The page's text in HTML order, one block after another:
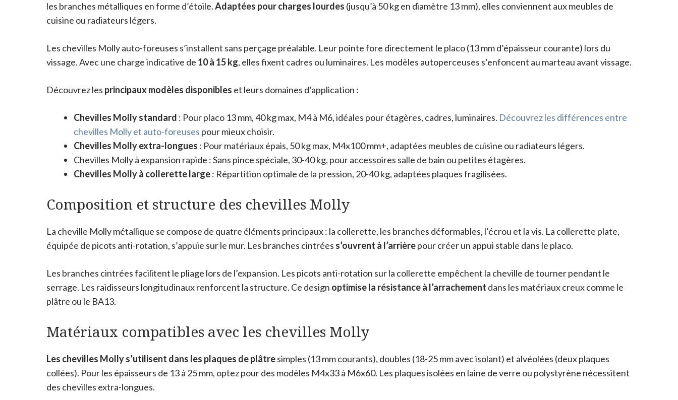
les branches métalliques en forme d’étoile.Adaptées pour charges lourdes (jusqu’à 50 kg en diamètre 13 mm), elles conviennent aux meubles de
cuisine ou radiateurs légers.
Les chevilles Molly auto-foreuses s’installent sans perçage préalable. Leur pointe fore directement le placo (13 mm d’épaisseur courante) lors du
vissage. Avec une charge indicative de 10 à 15 kg, elles fixent cadres ou luminaires. Les modèles autoperceuses s’enfoncent au marteau avant vissage.
Découvrez les principaux modèles disponibles et leurs domaines d’application :
Chevilles Molly standard : Pour placo 13 mm, 40 kg max, M4 à M6, idéales pour étagères, cadres, luminaires. Découvrez les différences entre
chevilles Molly et auto-foreuses pour mieux choisir.
Chevilles Molly extra-longues : Pour matériaux épais, 50 kg max, M4x100 mm+, adaptées meubles de cuisine ou radiateurs légers.
Chevilles Molly à expansion rapide : Sans pince spéciale, 30-40 kg, pour accessoires salle de bain ou petites étagères.
Chevilles Molly à collerette large: Répartition optimale de la pression, 20-40 kg, adaptées plaques fragilisées.
Composition et structure des chevilles Molly
La cheville Molly métallique se compose de quatre éléments principaux : la collerette, les branches déformables, l’écrou et la vis. La collerette plate,
équipée de picots anti-rotation, s’appuie sur le mur. Les branches cintrées s’ouvrent à l’arrièrepour créer un appui stable dans le placo.
Les branches cintrées facilitent le pliage lors de l’expansion. Les picots anti-rotation sur la collerette empêchent la cheville de tourner pendant le
serrage. Les raidisseurs longitudinaux renforcent la structure. Ce design optimise la résistance à l’arrachement dans les matériaux creux comme le
plâtre ou le BA13.
Matériaux compatibles avec les chevilles Molly
Les chevilles Molly s’utilisent dans les plaques de plâtresimples (13 mm courants), doubles (18-25 mm avec isolant) et alvéolées (deux plaques
collées). Pour les épaisseurs de 13 à 25 mm, optez pour des modèles M4x33 à M6x60. Les plaques isolées en laine de verre ou polystyrène nécessitent
des chevilles extra-longues.